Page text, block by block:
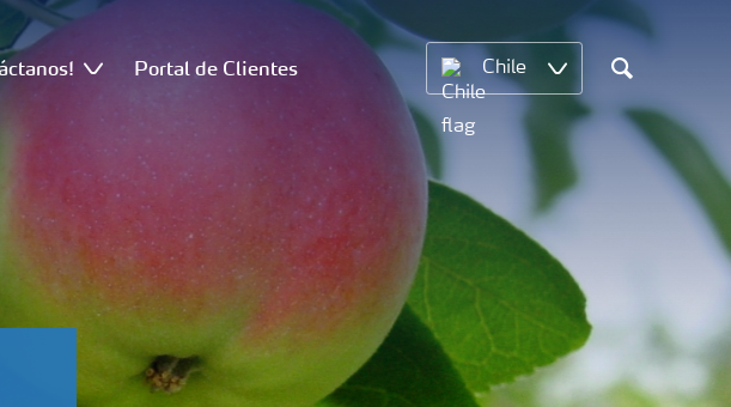
Portal de Clientes Chile
Search